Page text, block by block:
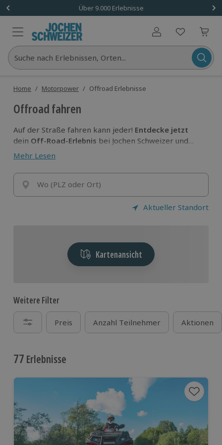
Über 9.000 Erlebnisse
Benutzerkonto
Suche nach Erlebnissen, Orten...
Home / Motorpower / Offroad Erlebnisse
Offroad fahren
Auf der Straße fahren kann jeder! Entdecke jetzt
dein Off-Road-Erlebnis bei Jochen Schweizer und
bezwinge steile Berge und tiefe Gräben,
unwegsames Gelände und meistere spektakuläre
Hindernisse.
Mehr Lesen
Wo (PLZ oder Ort)
Aktueller Standort
Kartenansicht
Weitere Filter
Preis Anzahl Teilnehmer Aktionen
77 Erlebnisse